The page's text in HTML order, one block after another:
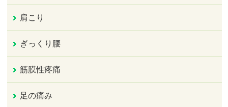
肩こり
ぎっくり腰
筋膜性疼痛
足の痛み